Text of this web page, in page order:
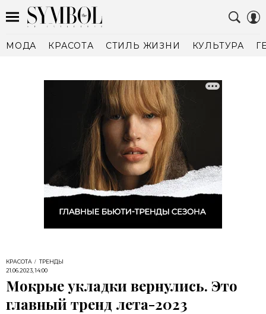
МОДА КРАСОТА СТИЛЬ ЖИЗНИ КУЛЬТУРА
КРАСОТА
ТРЕНДЫ
21.06.2023, 14:00
Мокрые укладки вернулись. Это
главный тренд лета-2023